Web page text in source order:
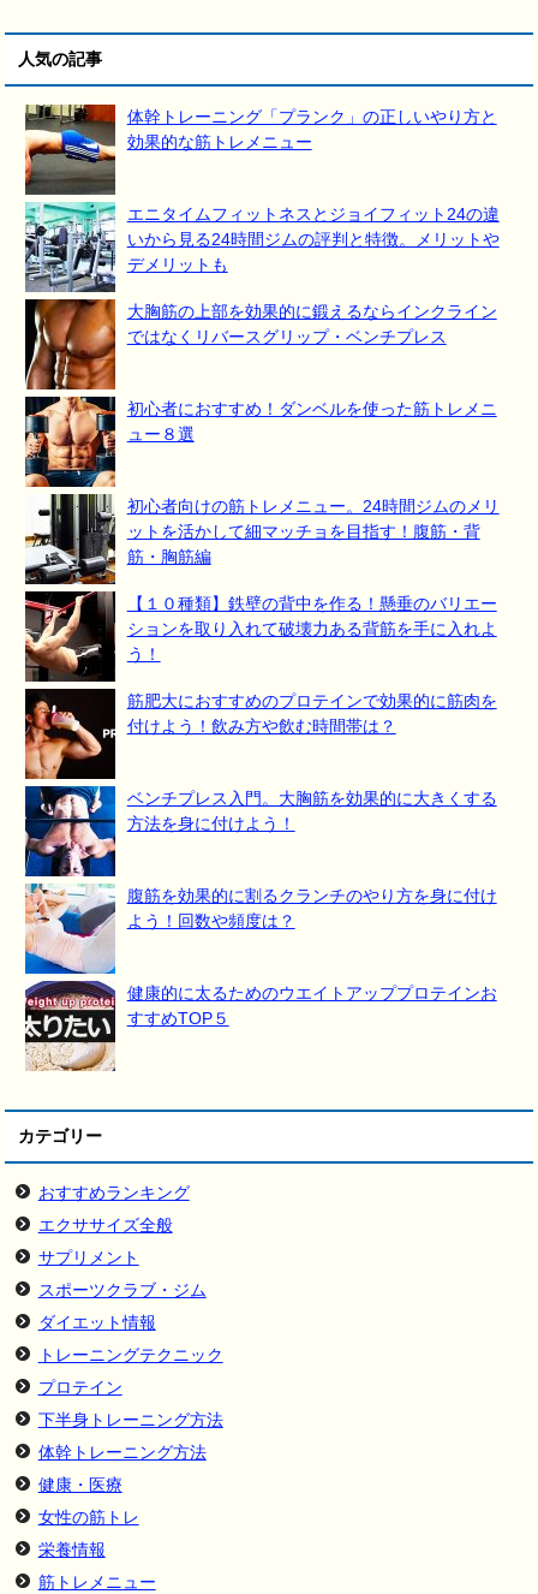
人気の記事
体幹トレーニング「プランク」の正しいやり方と
効果的な筋トレメニュー
エニタイムフィットネスとジョイフィット24の違
いから見る24時間ジムの評判と特徴。メリットや
デメリットも
大胸筋の上部を効果的に鍛えるならインクライン
ではなくリバースグリップ・ベンチプレス
初心者におすすめ！ダンベルを使った筋トレメニ
ュー８選
初心者向けの筋トレメニュー。24時間ジムのメリ
ットを活かして細マッチョを目指す！腹筋・背
筋・胸筋編
【１０種類】鉄壁の背中を作る！懸垂のバリエー
ションを取り入れて破壊力ある背筋を手に入れよ
う！
筋肥大におすすめのプロテインで効果的に筋肉を
付けよう！飲み方や飲む時間帯は？
ベンチプレス入門。大胸筋を効果的に大きくする
方法を身に付けよう！
腹筋を効果的に割るクランチのやり方を身に付け
よう！回数や頻度は？
健康的に太るためのウエイトアッププロテインお
すすめTOP５
カテゴリー
おすすめランキング
エクササイズ全般
サプリメント
スポーツクラブ・ジム
ダイエット情報
トレーニングテクニック
プロテイン
下半身トレーニング方法
体幹トレーニング方法
健康・医療
女性の筋トレ
栄養情報
筋トレメニュー